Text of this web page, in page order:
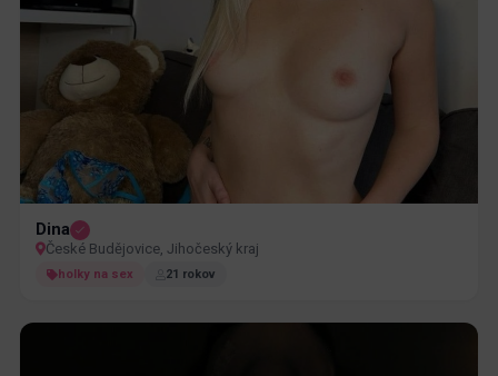
Dina
České Budějovice, Jihočeský kraj
holky na sex 21 rokov